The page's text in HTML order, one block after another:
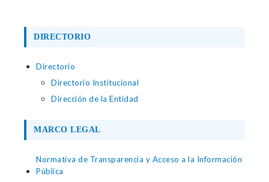
DIRECTORIO
Directorio
Directorio Institucional
Dirección de la Entidad
MARCO LEGAL
Normativa de Transparencia y Acceso a la Información
Pública